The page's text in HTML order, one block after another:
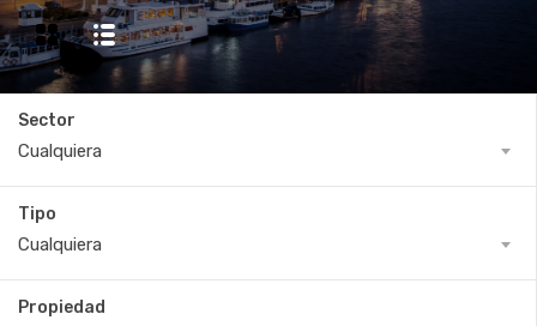
Sector
Cualquiera
Tipo
Cualquiera
Propiedad